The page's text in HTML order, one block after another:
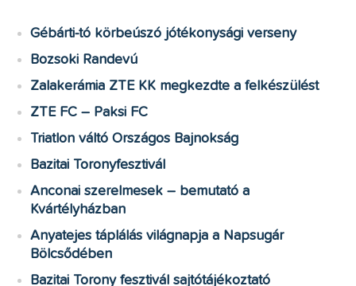
Gébárti-tó körbeúszó jótékonysági verseny
Bozsoki Randevú
Zalakerámia ZTE KK megkezdte a felkészülést
ZTE FC – Paksi FC
Triatlon váltó Országos Bajnokság
Bazitai Toronyfesztivál
Anconai szerelmesek – bemutató a
Kvártélyházban
Anyatejes táplálás világnapja a Napsugár
Bölcsődében
Bazitai Torony fesztivál sajtótájékoztató